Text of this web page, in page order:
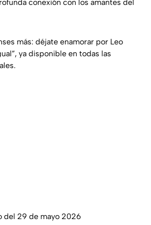
conexión con los amantes del
más: déjate enamorar por Leo
ya disponible en todas las
del 29 de mayo 2026